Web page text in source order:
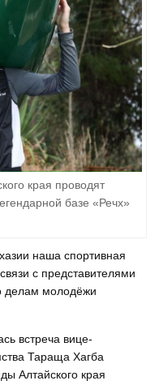
края проводят
базе «Речх»
наша спортивная
с представителями
делам молодёжи
встреча вице-
Тараща Хагба
Алтайского края